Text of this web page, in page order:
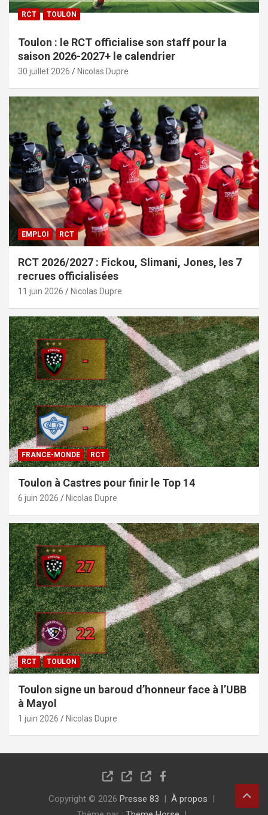
RCT TOULON
Toulon : le RCT officialise son staff pour la
saison 2026-2027+ le calendrier
30 juillet 2026 Nicolas Dupre
EMPLOI RCT
RCT 2026/2027 : Fickou, Slimani, Jones, les 7
recrues officialisées
11 juin 2026 Nicolas Dupre
FRANCE-MONDE RCT
Toulon à Castres pour finir le Top 14
6 juin 2026 Nicolas Dupre
RCT TOULON
Toulon signe un baroud d’honneur face à l’UBB
à Mayol
1 juin 2026 Nicolas Dupre
Copyright © 2026 Presse 83
À propos